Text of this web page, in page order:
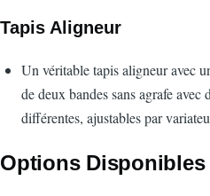
Tapis Aligneur
Un véritable tapis aligneur avec
de deux bandes sans agrafe avec
différentes, ajustables par
Options Disponibles